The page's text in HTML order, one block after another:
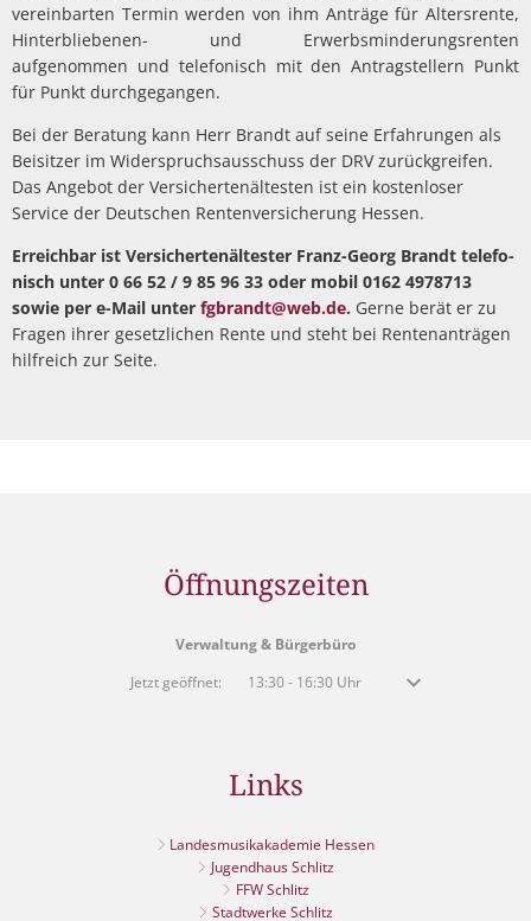
ver­einbarten Termin werden von ihm Anträge für Altersrente,
Hinter­bliebenen- und Erwerbsminderungsrenten
aufgenommen und tele­fonisch mit den Antragstellern Punkt
für Punkt durchgegangen.
Bei der Beratung kann Herr Brandt auf seine Erfahrungen als
Beisitzer im Widerspruchsausschuss der DRV zurückgreifen.
Das Angebot der Versichertenältesten ist ein kostenloser
Service der Deutschen Rentenversicherung Hessen.
Erreichbar ist Versichertenältester Franz-Georg Brandt telefo­
nisch unter 0 66 52 / 9 85 96 33 oder mobil 0162 4978713
sowie per e-Mail unter fgbrandt@web.de. Gerne berät er zu
Fragen ihrer gesetzlichen Rente und steht bei Rentenanträgen
hilfreich zur Seite.
Öffnungszeiten
Verwaltung & Bürgerbüro
Klicken, um weitere Öffnungs- oder Schließzeiten auszublenden
Jetzt geöffnet: 13:30- 16:30Uhr Von 13:30 bis 16:30
Links
Landesmusikakademie Hessen
Jugendhaus Schlitz
FFW Schlitz
Stadtwerke Schlitz